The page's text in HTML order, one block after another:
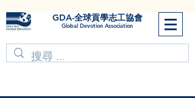
GDA-全球貢學志工協會
Global Devotion Association